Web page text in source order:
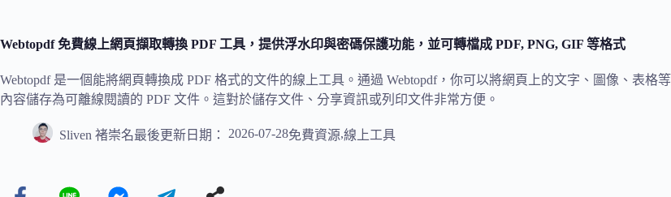
Webtopdf 免費線上網頁擷取轉換 PDF 工具，提供浮水印與密碼保護功能，並可轉檔成 PDF, PNG, GIF 等格式
Webtopdf 是一個能將網頁轉換成 PDF 格式的文件的線上工具。通過 Webtopdf，你可以將網頁上的文字、圖像、表格等
內容儲存為可離線閱讀的 PDF 文件。這對於儲存文件、分享資訊或列印文件非常方便。
Sliven 褚崇名最後更新日期： 2026-07-28免費資源,線上工具